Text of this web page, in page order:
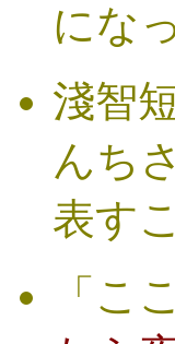
にな
淺智
んち
表す
「こ